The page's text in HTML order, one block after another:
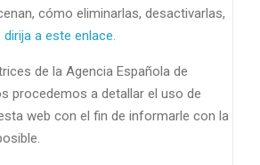
cómo eliminarlas, desactivarlas,
a este enlace.
de la Agencia Española de
procedemos a detallar el uso de
web con el fin de informarle con la